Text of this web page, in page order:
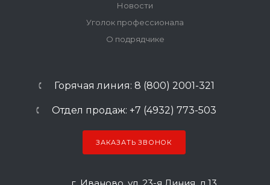
Новости
Уголок профессионала
О подрядчике
Горячая линия: 8 (800) 2001-321
Отдел продаж: +7 (4932) 773-503
ЗАКАЗАТЬ ЗВОНОК